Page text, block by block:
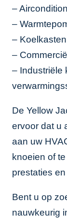
–
–
–
–
– Industriële
De Yellow
ervoor dat u
aan uw
knoeien of
prestaties
Bent u op
nauwkeurig